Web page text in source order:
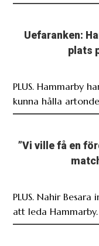
Uefaranken:
plats
PLUS. Hammarby
kunna hålla
”Vi ville få en
PLUS. Nahir
att leda Hammarby.